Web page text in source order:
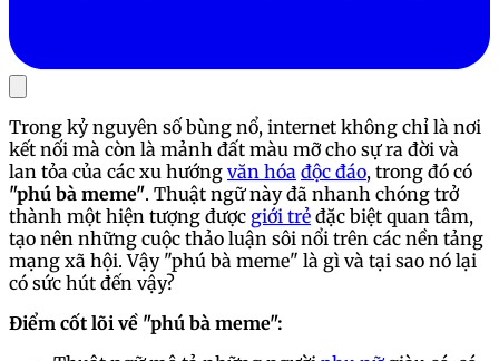
Trong kỷ nguyên số bùng nổ, internet không chỉ là nơi
kết nối mà còn là mảnh đất màu mỡ cho sự ra đời và
lan tỏa của các xu hướng văn hóa độc đáo, trong đó có
"phú bà meme". Thuật ngữ này đã nhanh chóng trở
thành một hiện tượng được giới trẻ đặc biệt quan tâm,
tạo nên những cuộc thảo luận sôi nổi trên các nền tảng
mạng xã hội. Vậy "phú bà meme" là gì và tại sao nó lại
có sức hút đến vậy?
Điểm cốt lõi về "phú bà meme":